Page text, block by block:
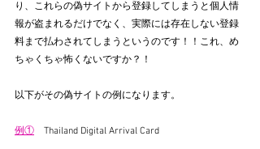
り、これらの偽サイトから登録してしまうと個人情
報が盗まれるだけでなく、実際には存在しない登録
料まで払わされてしまうというのです！！これ、め
ちゃくちゃ怖くないですか？！
以下がその偽サイトの例になります。
例① Thailand Digital Arrival Card